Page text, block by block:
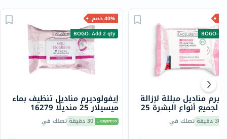
40% خصم
BOGO- Add 2 qty
إيفولوديرم مناديل تنظيف بماء
ميسيلار 25 منديلًا 16279
30 دقيقة تصلك في
BOGO-
مناديل مبللة لإزالة
المكياج لجميع أنواع البشرة 25
30 دقيقة تصلك في